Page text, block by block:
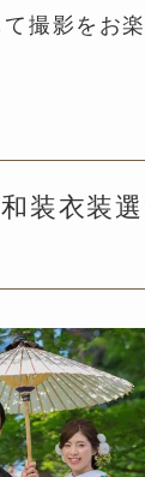
撮影をお
装衣装